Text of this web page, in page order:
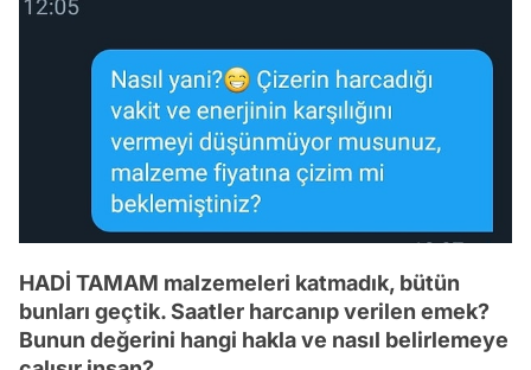
HADİ TAMAM malzemeleri katmadık, bütün
bunları geçtik. Saatler harcanıp verilen emek?
Bunun değerini hangi hakla ve nasıl belirlemeye